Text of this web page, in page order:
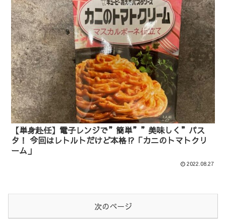
【単身赴任】電子レンジで”簡単””美味しく”パス
タ！ 今回はレトルトだけど本格⁉︎「カニのトマトクリ
ーム」
2022.08.27
次のページ